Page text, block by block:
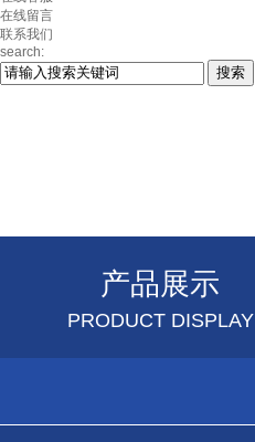
在线留言
联系我们
search:
产品展示
PRODUCT DISPLAY